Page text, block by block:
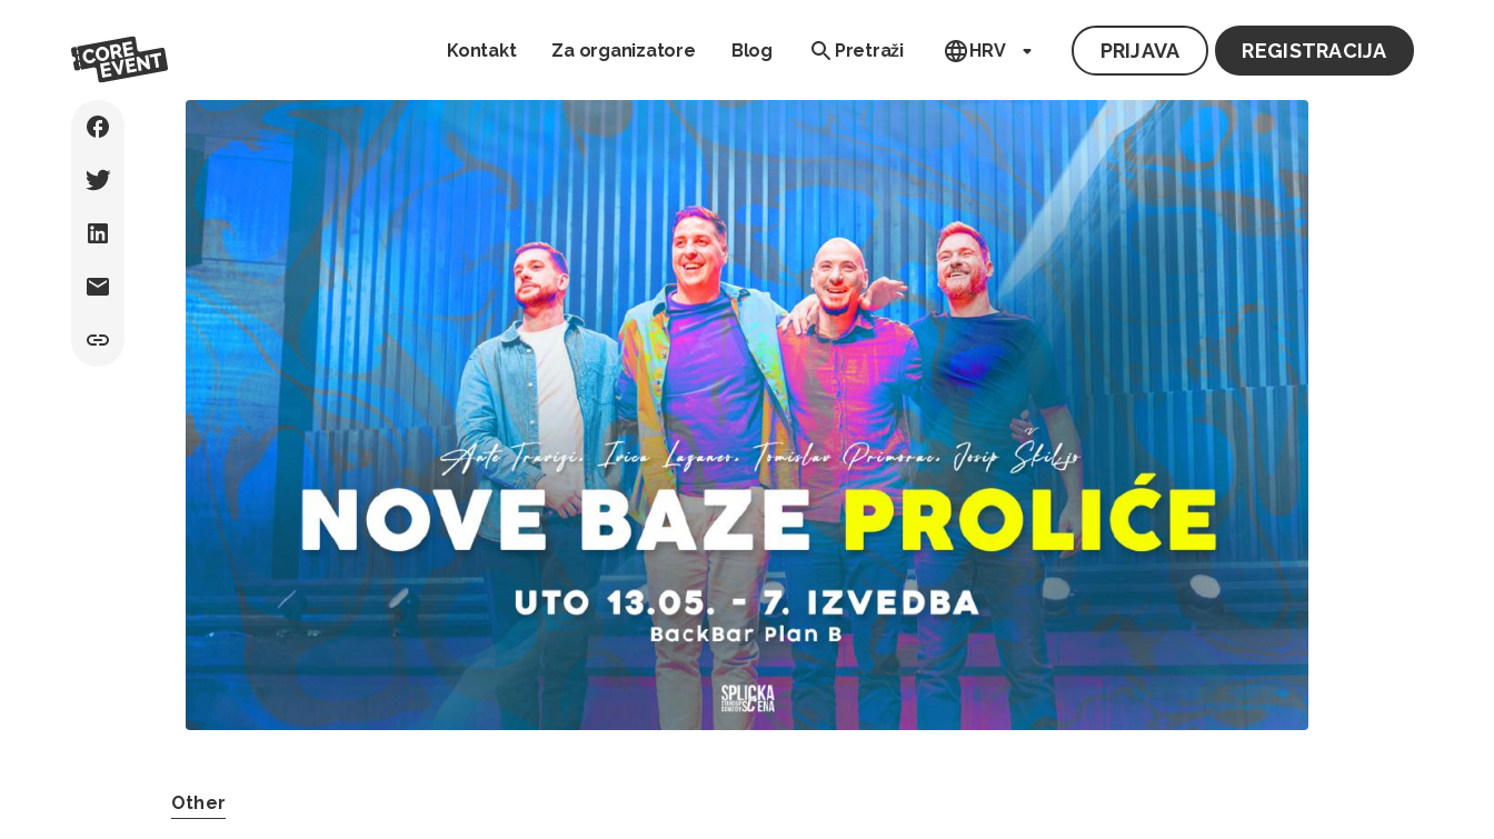
Kontakt Za organizatore Blog Pretraži HRV PRIJAVA REGISTRACIJA
Other